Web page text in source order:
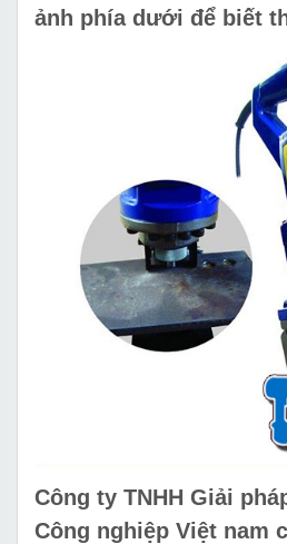
ảnh phía dưới để biết
Công ty TNHH Giải
Công nghiệp Việt nam